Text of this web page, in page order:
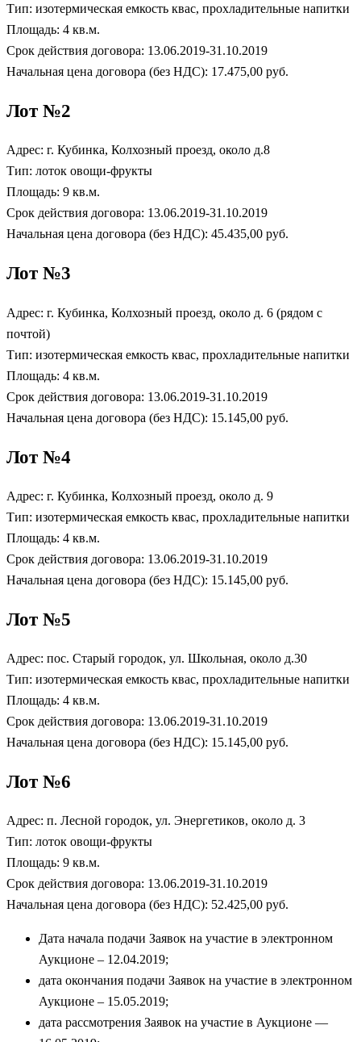
Тип: изотермическая емкость квас, прохладительные напитки
Площадь: 4 кв.м.
Срок действия договора: 13.06.2019-31.10.2019
Начальная цена договора (без НДС): 17.475,00 руб.
Лот №2
Адрес: г. Кубинка, Колхозный проезд, около д.8
Тип: лоток овощи-фрукты
Площадь: 9 кв.м.
Срок действия договора: 13.06.2019-31.10.2019
Начальная цена договора (без НДС): 45.435,00 руб.
Лот №3
Адрес: г. Кубинка, Колхозный проезд, около д. 6 (рядом с
почтой)
Тип: изотермическая емкость квас, прохладительные напитки
Площадь: 4 кв.м.
Срок действия договора: 13.06.2019-31.10.2019
Начальная цена договора (без НДС): 15.145,00 руб.
Лот №4
Адрес: г. Кубинка, Колхозный проезд, около д. 9
Тип: изотермическая емкость квас, прохладительные напитки
Площадь: 4 кв.м.
Срок действия договора: 13.06.2019-31.10.2019
Начальная цена договора (без НДС): 15.145,00 руб.
Лот №5
Адрес: пос. Старый городок, ул. Школьная, около д.30
Тип: изотермическая емкость квас, прохладительные напитки
Площадь: 4 кв.м.
Срок действия договора: 13.06.2019-31.10.2019
Начальная цена договора (без НДС): 15.145,00 руб.
Лот №6
Адрес: п. Лесной городок, ул. Энергетиков, около д. 3
Тип: лоток овощи-фрукты
Площадь: 9 кв.м.
Срок действия договора: 13.06.2019-31.10.2019
Начальная цена договора (без НДС): 52.425,00 руб.
Дата начала подачи Заявок на участие в электронном
Аукционе – 12.04.2019;
дата окончания подачи Заявок на участие в электронном
Аукционе – 15.05.2019;
дата рассмотрения Заявок на участие в Аукционе —